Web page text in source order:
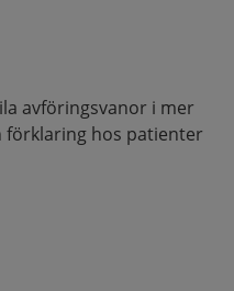
avföringsvanor i mer
förklaring hos patienter